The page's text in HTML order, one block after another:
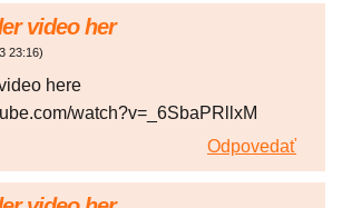
video her
23:16)
here
watch?v=_6SbaPRllxM
Odpovedať